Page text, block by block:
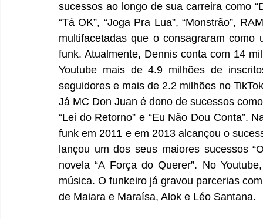
sucessos ao longo de sua carreira como
“Tá OK”, “Joga Pra Lua”, “Monstrão”,
multifacetadas que o consagraram
funk. Atualmente, Dennis conta com 14
Youtube mais de 4.9 milhões de
seguidores e mais de 2.2 milhões no
Já MC Don Juan é dono de sucessos como
“Lei do Retorno” e “Eu Não Dou Conta”.
funk em 2011 e em 2013 alcançou o
lançou um dos seus maiores sucessos
novela “A Força do Querer”. No
música. O funkeiro já gravou parcerias
de Maiara e Maraísa, Alok e Léo Santana.